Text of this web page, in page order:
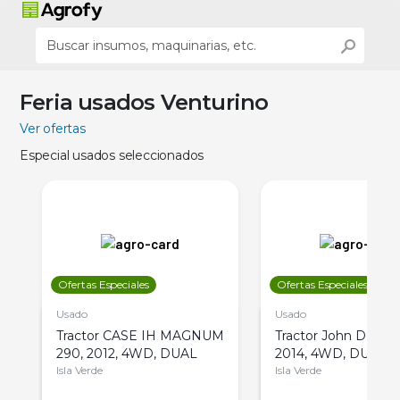
Feria usados Venturino
Ver ofertas
Especial usados seleccionados
Ofertas Especiales
Usado
Tractor CASE IH MAGNUM
290, 2012, 4WD, DUAL
Isla Verde
Ofertas Especiales
Usado
Tractor John Deere
2014, 4WD, DUAL
Isla Verde